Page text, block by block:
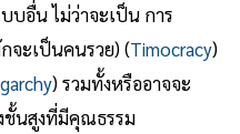
บอื่น ไม่ว่าจะเป็น การ
จะเป็นคนรวย) (Timocracy)
) รวมทั้งหรืออาจจะ
ชั้นสูงที่มีคุณธรรม